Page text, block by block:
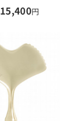
15,400円